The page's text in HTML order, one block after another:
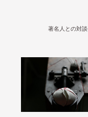
著名人との対